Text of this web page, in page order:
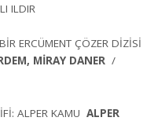
ILDIR
ERCÜMENT ÇÖZER DİZİSİ
MİRAY DANER /
ALPER KAMU ALPER